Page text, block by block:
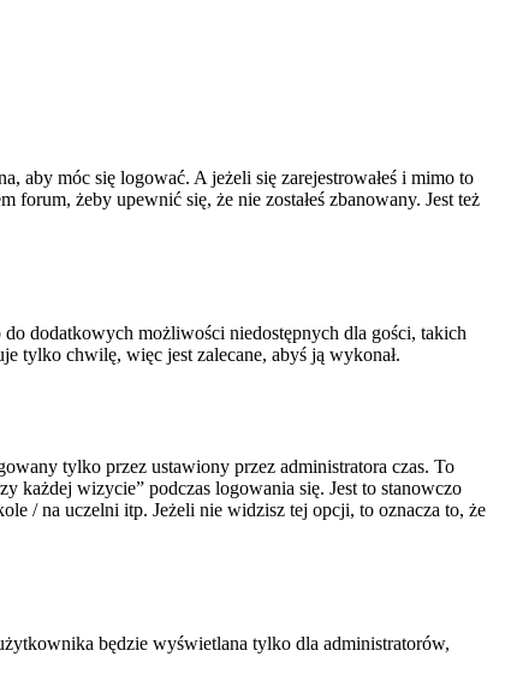
aby móc się logować. A jeżeli się zarejestrowałeś i mimo to
żeby upewnić się, że nie zostałeś zbanowany. Jest też
dodatkowych możliwości niedostępnych dla gości, takich
tylko chwilę, więc jest zalecane, abyś ją wykonał.
tylko przez ustawiony przez administratora czas. To
każdej wizycie” podczas logowania się. Jest to stanowczo
/ na uczelni itp. Jeżeli nie widzisz tej opcji, to oznacza to, że
będzie wyświetlana tylko dla administratorów,